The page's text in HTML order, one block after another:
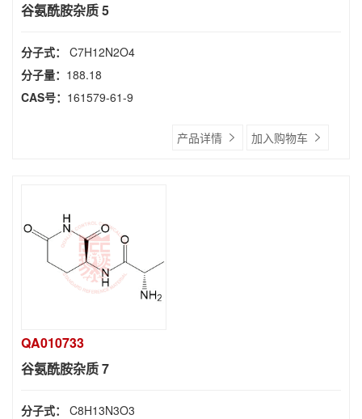
谷氨酰胺杂质 5
分子式： C7H12N2O4
分子量： 188.18
CAS号： 161579-61-9
产品详情 加入购物车
QA010733
谷氨酰胺杂质 7
分子式： C8H13N3O3